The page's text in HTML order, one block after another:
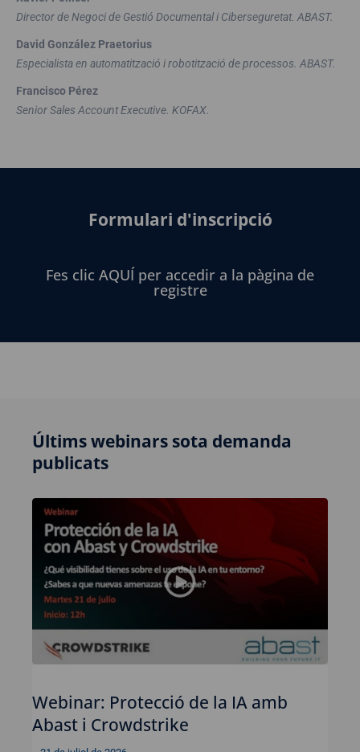
Director de Negoci de Gestió Documental i Ciberseguretat. ABAST.
David González Praetorius
Especialista en automatització i robotització de processos. ABAST.
Francisco Pérez
Senior Sales Account Executive. KOFAX.
Formulari d'inscripció
Fes clic AQUÍ per accedir a la pàgina de
registre
Últims webinars sota demanda
publicats
Webinar: Protecció de la IA amb
Abast i Crowdstrike